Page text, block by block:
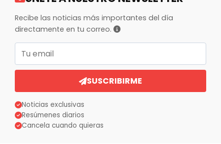
Recibe las noticias más importantes del día
directamente en tu correo.
Correo electrónico
SUSCRIBIRME
Noticias exclusivas
Resúmenes diarios
Cancela cuando quieras